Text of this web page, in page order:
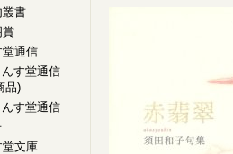
叢書
賞
堂通信
す堂通信
品)
す堂通信
堂文庫